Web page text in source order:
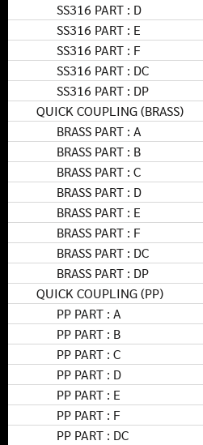
SS316 PART : D
SS316 PART : E
SS316 PART : F
SS316 PART : DC
SS316 PART : DP
QUICK COUPLING (BRASS)
BRASS PART : A
BRASS PART : B
BRASS PART : C
BRASS PART : D
BRASS PART : E
BRASS PART : F
BRASS PART : DC
BRASS PART : DP
QUICK COUPLING (PP)
PP PART : A
PP PART : B
PP PART : C
PP PART : D
PP PART : E
PP PART : F
PP PART : DC